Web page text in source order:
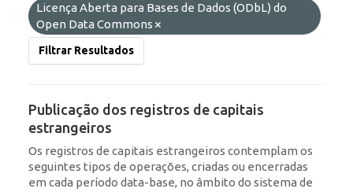
Licença Aberta para Bases de Dados (ODbL) do
Open Data Commons
Filtrar Resultados
Publicação dos registros de capitais
estrangeiros
Os registros de capitais estrangeiros contemplam os
seguintes tipos de operações, criadas ou encerradas
em cada período data-base, no âmbito do sistema de